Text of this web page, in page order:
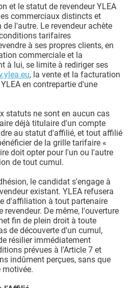
et le statut de revendeur YLEA
commerciaux distincts et
l'autre. Le revendeur achète
tarifaires
à ses propres clients, en
commerciale et la
à lui, se limite à rediriger ses
, la vente et la facturation
en contrepartie d'une
statuts ne sont en aucun cas
déjà titulaire d'un compte
au statut d'affilié, et tout affilié
de la grille tarifaire «
doit opter pour l'un ou l'autre
de tout cumul.
le candidat s'engage à
existant. YLEA refusera
d'affiliation à tout partenaire
De même, l'ouverture
fin de plein droit à toute
de découverte d'un cumul,
résilier immédiatement
prévues à l'Article 7 et
indûment perçues, sans que
motivée.